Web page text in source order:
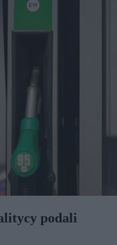
podali